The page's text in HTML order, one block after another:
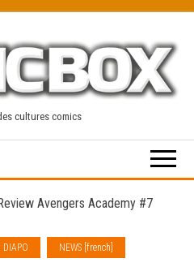
cultures comics
Avengers Academy #7
DIAPO NEWS [french]